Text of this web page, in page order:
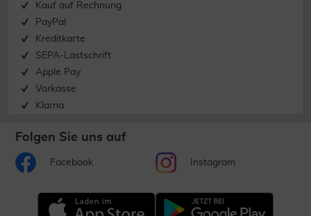
Kauf auf Rechnung
PayPal
Kreditkarte
SEPA-Lastschrift
Apple Pay
Vorkasse
Klarna
Folgen Sie uns auf
Facebook Instagram